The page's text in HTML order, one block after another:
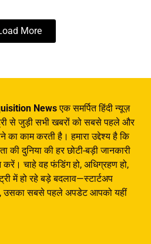
More
Newsएक समर्पित हिंदी न्यूज़
से जुड़ी सभी खबरों को सबसे पहले और
काम करती है। हमारा उद्देश्य है कि
की दुनिया की हर छोटी-बड़ी जानकारी
चाहे वह फंडिंग हो, अधिग्रहण हो,
में हो रहे बड़े बदलाव—स्टार्टअप
उसका सबसे पहले अपडेट आपको यहीं